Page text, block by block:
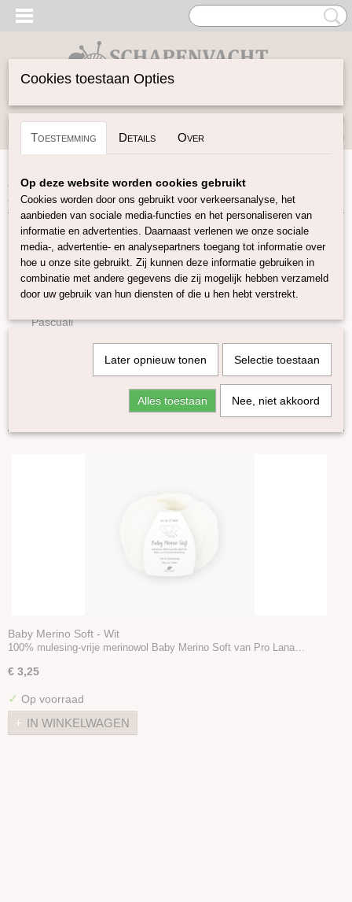
Inloggen Registreren
(0)
Home>Garen>Merken>Pro Lana>Baby Merino Soft:
100% merino 15 kleuren
Garen
Soort Garen
Merken
Pascuali
Kremke Soul Wool
Sorteer op:
Baby Merino Soft - Wit
100% mulesing-vrije merinowol Baby Merino Soft van Pro Lana…
€ 3,25
✓ Op voorraad
IN WINKELWAGEN
Cookies toestaan Opties
Toestemming Details Over
Op deze website worden cookies gebruikt
Cookies worden door ons gebruikt voor verkeersanalyse, het
aanbieden van sociale media-functies en het personaliseren van
informatie en advertenties. Daarnaast verlenen we onze sociale
media-, advertentie- en analysepartners toegang tot informatie over
hoe u onze site gebruikt. Zij kunnen deze informatie gebruiken in
combinatie met andere gegevens die zij mogelijk hebben verzameld
door uw gebruik van hun diensten of die u hen hebt verstrekt.
Later opnieuw tonen Selectie toestaan
Alles toestaan Nee, niet akkoord